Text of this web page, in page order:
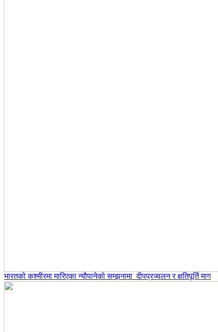
भारतको कश्मीरमा मारिएका न्यौपानेको सम्झनामा दीपप्रज्वलन र क्षतिपूर्ति माग